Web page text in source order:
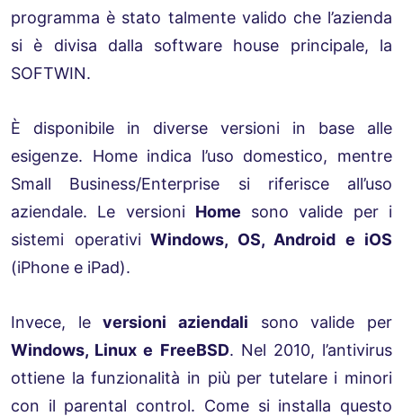
programma è stato talmente valido che l’azienda
si è divisa dalla software house principale, la
SOFTWIN.
È disponibile in diverse versioni in base alle
esigenze. Home indica l’uso domestico, mentre
Small Business/Enterprise si riferisce all’uso
aziendale. Le versioni Home sono valide per i
sistemi operativiWindows, OS, Android e iOS
(iPhone e iPad).
Invece, leversioni aziendali sono valide per
Windows, Linux e FreeBSD. Nel 2010, l’antivirus
ottiene la funzionalità in più per tutelare i minori
con il parental control. Come si installa questo